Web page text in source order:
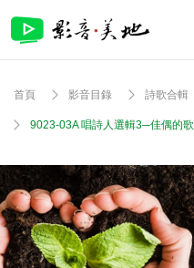
首頁 影音目錄 詩歌合輯
9023-03A 唱詩人選輯3─佳偶的歌